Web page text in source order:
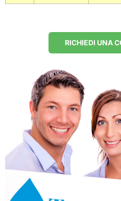
RICHIEDI UNA